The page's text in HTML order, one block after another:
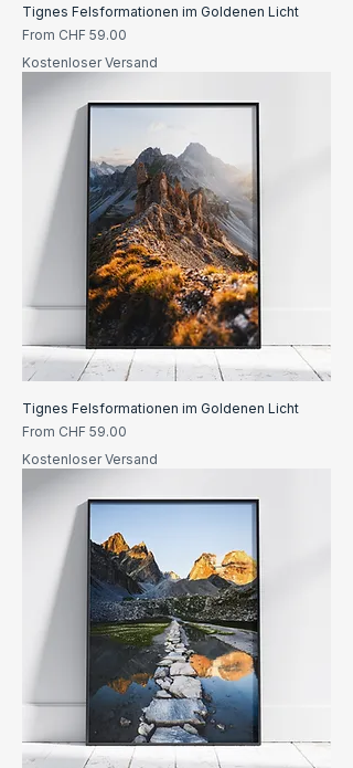
Tignes Felsformationen im Goldenen Licht
From CHF 59.00
Sale Price
Kostenloser Versand
Tignes Felsformationen im Goldenen Licht
From CHF 59.00
Sale Price
Kostenloser Versand